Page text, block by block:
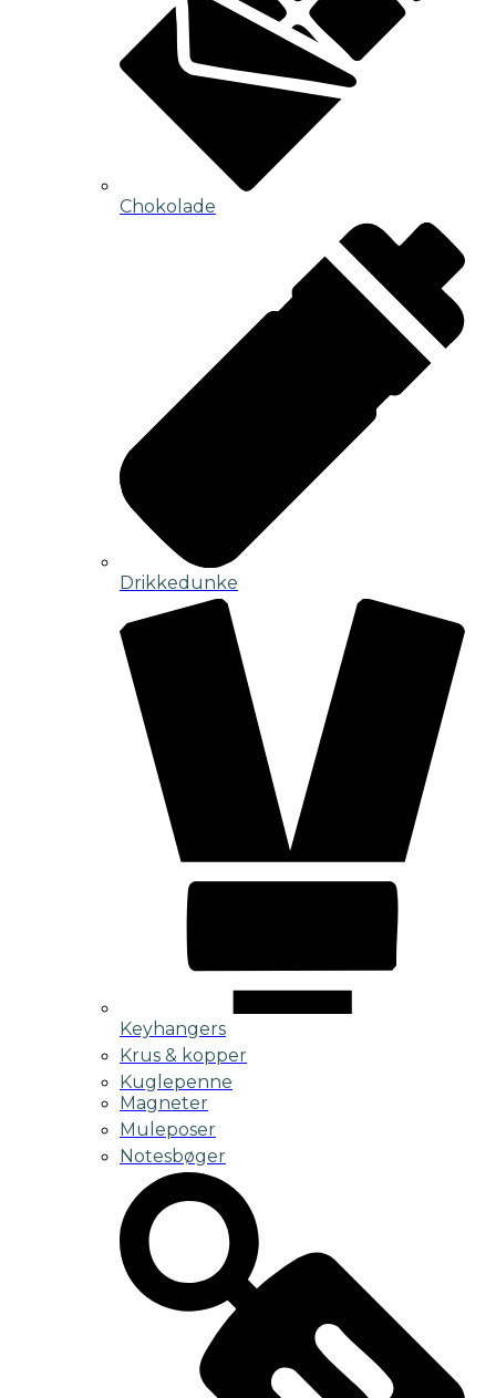
Chokolade
Drikkedunke
Keyhangers
Krus & kopper
Kuglepenne
Magneter
Muleposer
Notesbøger